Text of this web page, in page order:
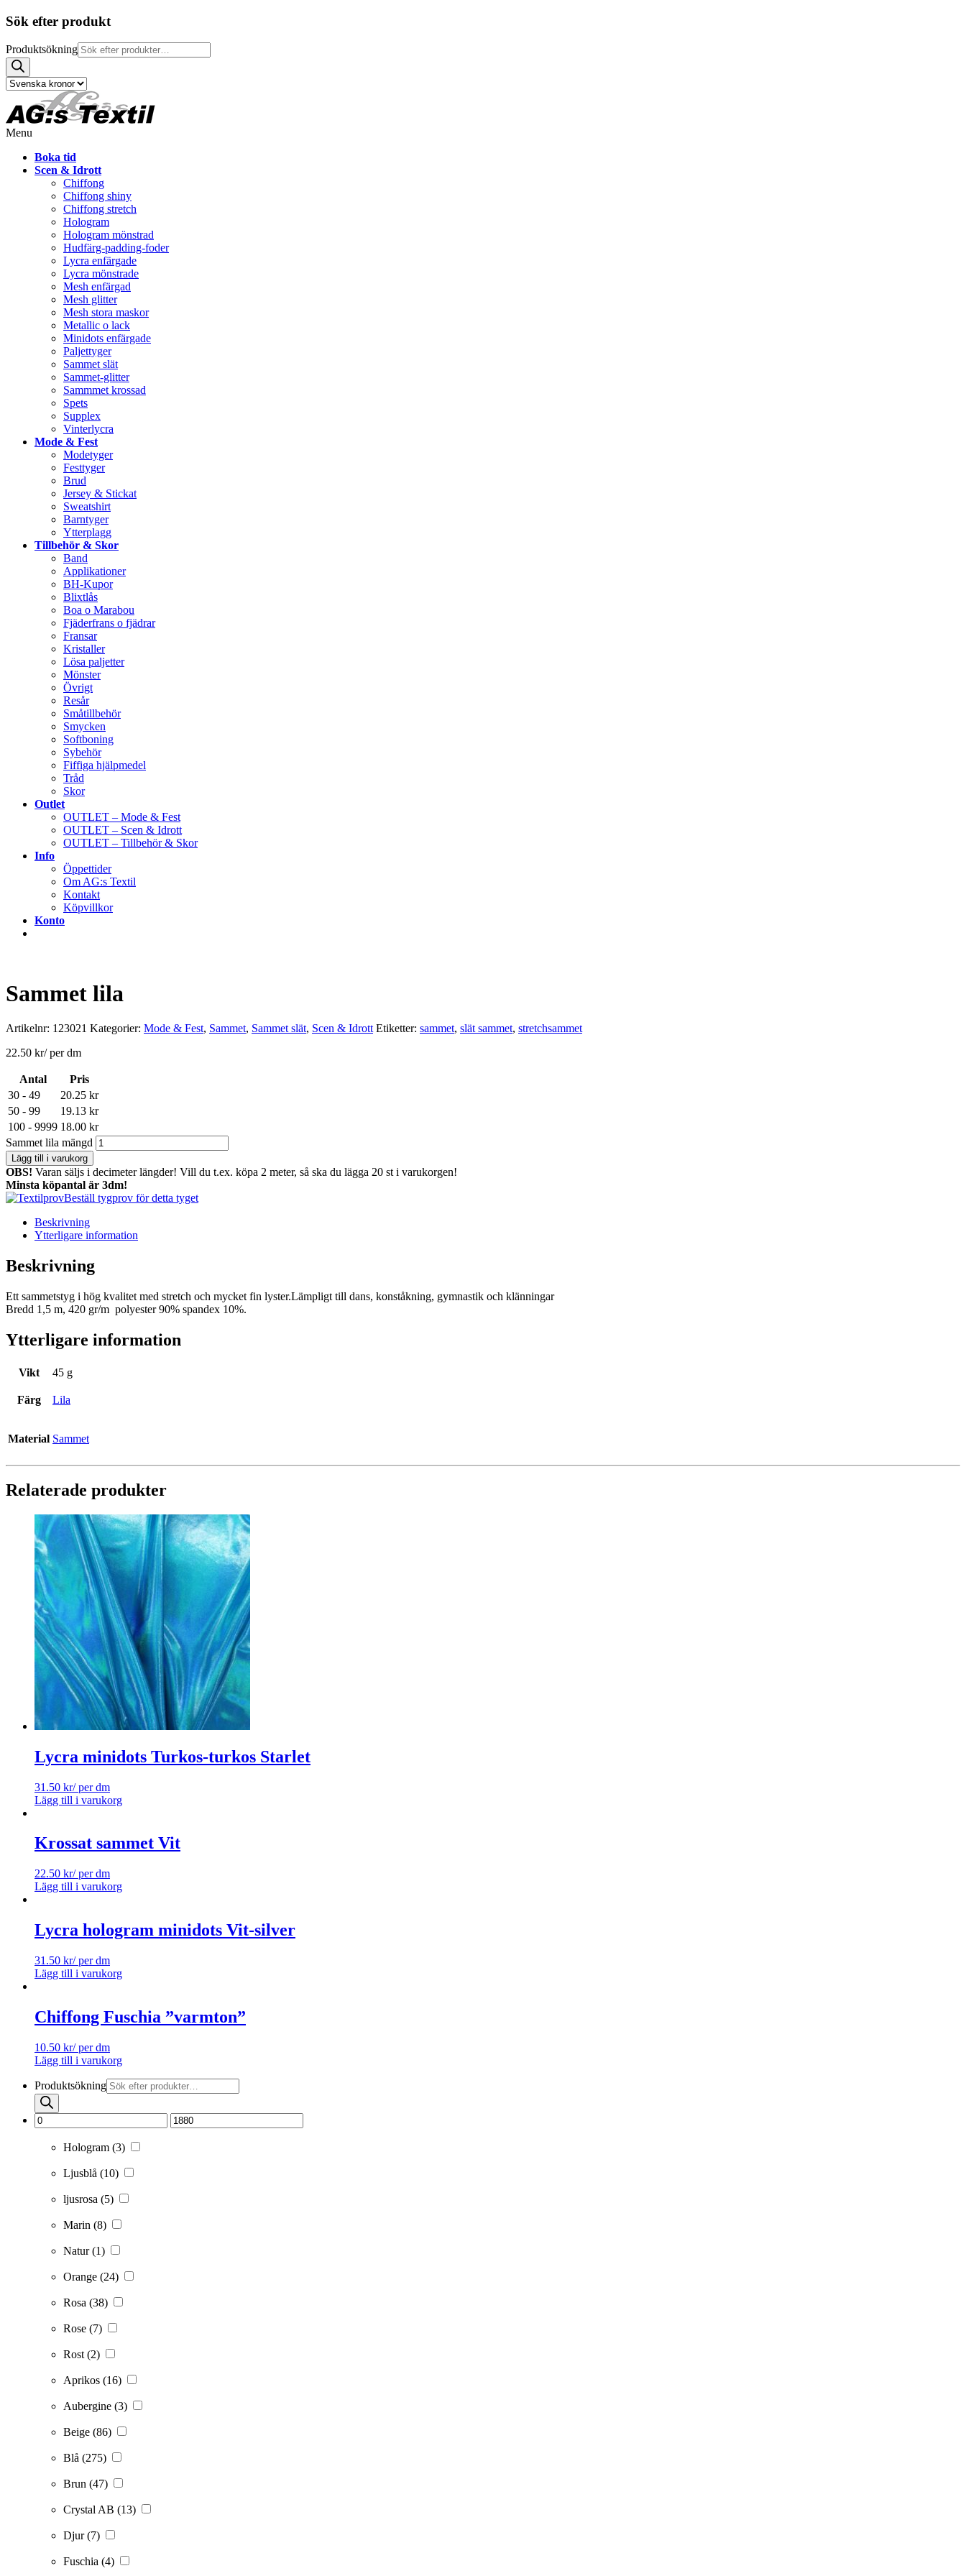
Sök efter produkt
Produktsökning
Menu
Boka tid
Scen & Idrott
Chiffong
Chiffong shiny
Chiffong stretch
Hologram
Hologram mönstrad
Hudfärg-padding-foder
Lycra enfärgade
Lycra mönstrade
Mesh enfärgad
Mesh glitter
Mesh stora maskor
Metallic o lack
Minidots enfärgade
Paljettyger
Sammet slät
Sammet-glitter
Sammmet krossad
Spets
Supplex
Vinterlycra
Mode & Fest
Modetyger
Festtyger
Brud
Jersey & Stickat
Sweatshirt
Barntyger
Ytterplagg
Tillbehör & Skor
Band
Applikationer
BH-Kupor
Blixtlås
Boa o Marabou
Fjäderfrans o fjädrar
Fransar
Kristaller
Lösa paljetter
Mönster
Övrigt
Resår
Småtillbehör
Smycken
Softboning
Sybehör
Fiffiga hjälpmedel
Tråd
Skor
Outlet
OUTLET – Mode & Fest
OUTLET – Scen & Idrott
OUTLET – Tillbehör & Skor
Info
Öppettider
Om AG:s Textil
Kontakt
Köpvillkor
Konto
Sammet lila
Artikelnr: 123021 Kategorier: Mode & Fest, Sammet, Sammet slät, Scen & Idrott Etiketter: sammet, slät sammet, stretchsammet
22.50 kr/ per dm
Antal
Pris
30 - 49
20.25 kr
50 - 99
19.13 kr
100 - 9999 18.00 kr
Sammet lila mängd
Lägg till i varukorg
OBS! Varan säljs i decimeter längder! Vill du t.ex. köpa 2 meter, så ska du lägga 20 st i varukorgen!
Minsta köpantal är 3dm!
Beställ tygprov för detta tyget
Beskrivning
Ytterligare information
Beskrivning
Ett sammetstyg i hög kvalitet med stretch och mycket fin lyster.Lämpligt till dans, konståkning, gymnastik och klänningar
Bredd 1,5 m, 420 gr/m polyester 90% spandex 10%.
Ytterligare information
Vikt 45 g
Färg Lila
Material Sammet
Relaterade produkter
Lycra minidots Turkos-turkos Starlet
31.50 kr/ per dm
Lägg till i varukorg
Krossat sammet Vit
22.50 kr/ per dm
Lägg till i varukorg
Lycra hologram minidots Vit-silver
31.50 kr/ per dm
Lägg till i varukorg
Chiffong Fuschia ”varmton”
10.50 kr/ per dm
Lägg till i varukorg
Produktsökning
Hologram (3)
Ljusblå (10)
ljusrosa (5)
Marin (8)
Natur(1)
Orange (24)
Rosa (38)
Rose (7)
Rost (2)
Aprikos (16)
Aubergine (3)
Beige (86)
Blå (275)
Brun (47)
Crystal AB (13)
Djur(7)
Fuschia (4)